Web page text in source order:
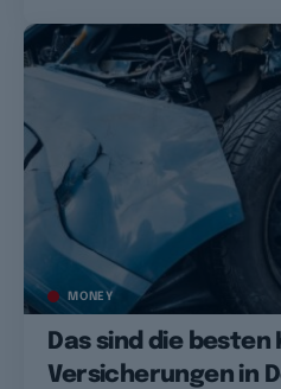
MONEY
Das sind die besten
Versicherungen in